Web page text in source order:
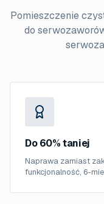
Pomieszczenie
do
Do 60% taniej
Naprawa zamiast
funkcjonalność, 6-